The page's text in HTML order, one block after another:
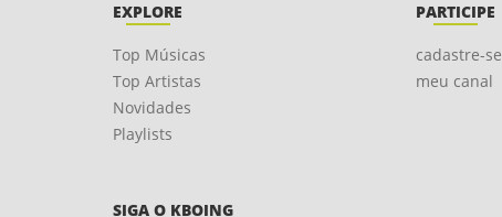
EXPLORE
Top Músicas
Top Artistas
Novidades
Playlists
PARTICIPE
cadastre-se
meu canal
SIGA O KBOING